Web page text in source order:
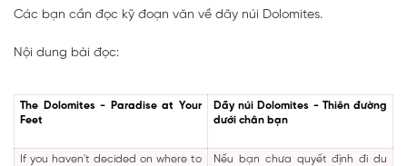
Các bạn cần đọc kỹ đoạn văn về dãy núi Dolomites.
Nội dung bài đọc:
The Dolomites - Paradise at Your
Feet
Dãy núi Dolomites - Thiên đường
dưới chân bạn
If you haven't decided on where to
Nếu bạn chưa quyết định đi du